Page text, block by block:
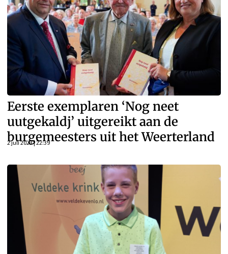
Eerste exemplaren ‘Nog neet
uutgekaldj’ uitgereikt aan de
burgemeesters uit het Weerterland
2 juli 2023 | 22:39